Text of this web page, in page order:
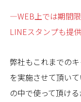
—WEB上では期間
LINEスタンプも提
弊社もこれまでの
を実施させて頂い
の中で使って頂け